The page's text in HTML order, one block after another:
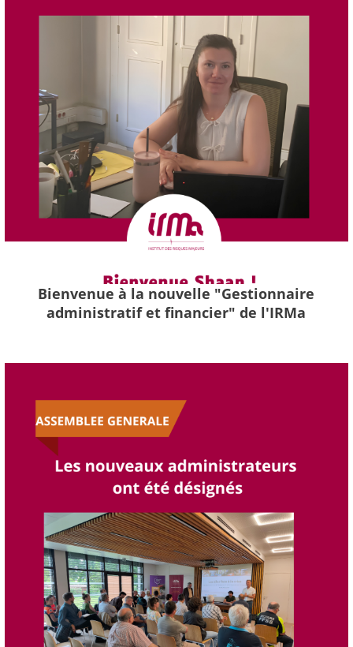
Bienvenue à la nouvelle "Gestionnaire
administratif et financier" de l'IRMa